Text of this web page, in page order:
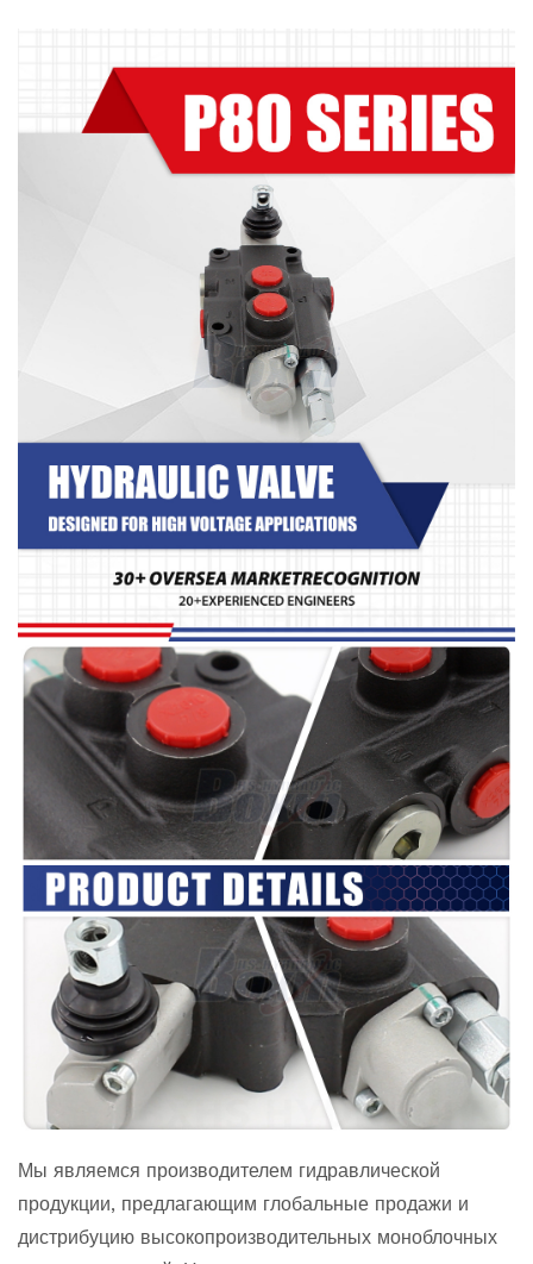
Мы являемся производителем гидравлической
продукции, предлагающим глобальные продажи и
дистрибуцию высокопроизводительных моноблочных